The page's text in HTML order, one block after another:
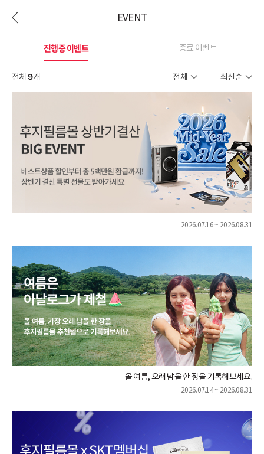
EVENT
진행중 이벤트 종료 이벤트
전체 9개 전체 최신순
2026.07.16 ~ 2026.08.31
올 여름, 오래 남을 한 장을 기록해보세요.
2026.07.14 ~ 2026.08.31